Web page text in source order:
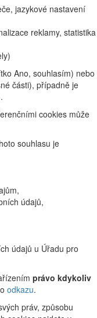
jazykové nastavení
reklamy, statistika
Ano, souhlasím) nebo
části), případně je
cookies může
souhlasu je
údajů,
údajů u Úřadu pro
právo kdykoliv
odkazu.
práv, způsobu